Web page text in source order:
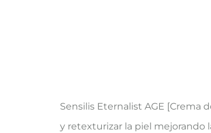
Sensilis Eternalist AGE [Crema
y retexturizar la piel mejorando